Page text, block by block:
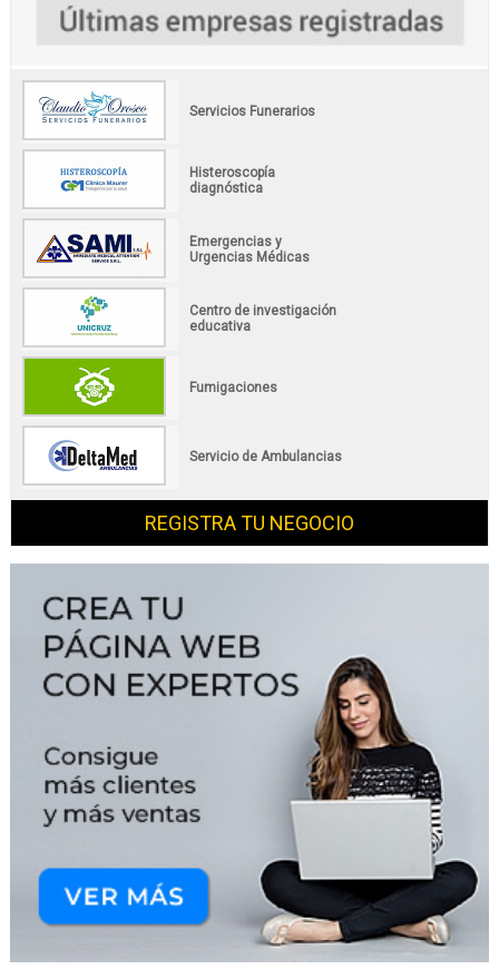
Servicios Funerarios
Histeroscopía
diagnóstica
Emergencias y
Urgencias Médicas
Centro de investigación
educativa
Fumigaciones
Servicio de Ambulancias
REGISTRA TU NEGOCIO